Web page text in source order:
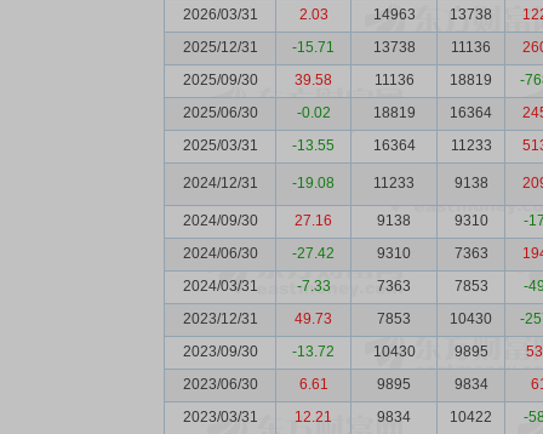
2026/03/31 2.03 14963 13738
2025/12/31
-15.71 13738 11136
2025/09/30
39.58 11136 18819
-
2025/06/30
-0.02 18819 16364
2025/03/31
-13.55 16364 11233
2024/12/31 -19.08 11233 9138
2024/09/30 27.16 9138 9310
-
2024/06/30
-27.42 9310 7363
2024/03/31
-7.33 7363 7853
-
2023/12/31
49.73 7853 10430
-
2023/09/30
-13.72 10430 9895
2023/06/30
6.61 9895 9834
2023/03/31
12.21 9834 10422
-